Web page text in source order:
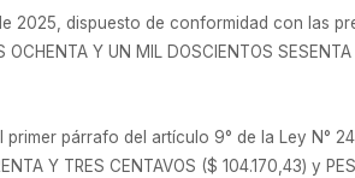
2025, dispuesto de conformidad con las
Y UN MIL DOSCIENTOS SESENTA
párrafo del artículo 9° de la Ley N°
Y TRES CENTAVOS ($ 104.170,43) y